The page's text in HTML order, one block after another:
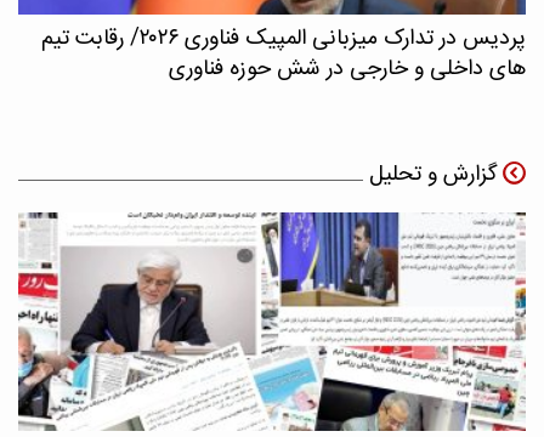
پردیس در تدارک میزبانی المپیک فناوری ۲۰۲۶/ رقابت تیم
های داخلی و خارجی در شش حوزه فناوری
گزارش و تحلیل